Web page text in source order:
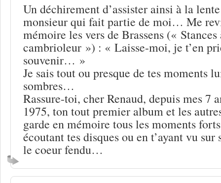
Un déchirement d’assister ainsi à la
monsieur qui fait partie de moi… Me
mémoire les vers de Brassens (« Stances
cambrioleur ») : « Laisse-moi, je t’en
souvenir… »
Je sais tout ou presque de tes moments
sombres…
Rassure-toi, cher Renaud, depuis mes 7
1975, ton tout premier album et les
garde en mémoire tous les moments
écoutant tes disques ou en t’ayant vu
le coeur fendu…